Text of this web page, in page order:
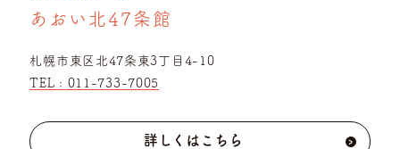
あおい北47条館
札幌市東区北47条東3丁目4-10
TEL : 011-733-7005
詳しくはこちら ›